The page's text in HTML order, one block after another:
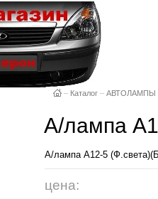
– Каталог – АВТОЛАМПЫ
А/лампа
А/лампа А12-5
цена: